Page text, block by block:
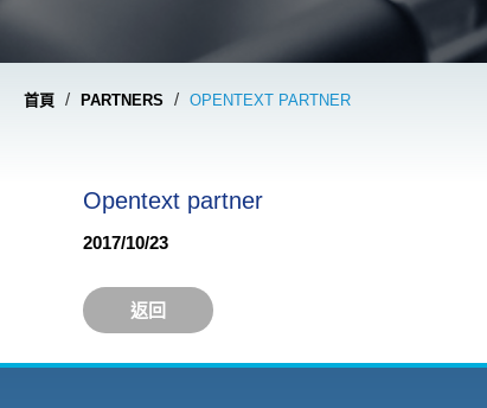
首頁 / PARTNERS / OPENTEXT PARTNER
Opentext partner
2017/10/23
返回